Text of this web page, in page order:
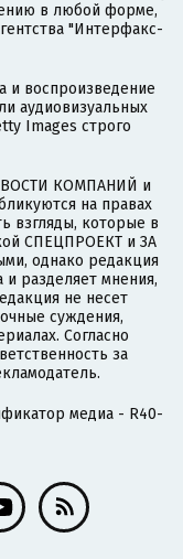
в любой форме,
"Интерфакс-
и воспроизведение
аудиовизуальных
Images строго
КОМПАНИЙ и
на правах
взгляды, которые в
СПЕЦПРОЕКТ и ЗА
однако редакция
и разделяет мнения,
не несет
суждения,
Согласно
за
медиа - R40-